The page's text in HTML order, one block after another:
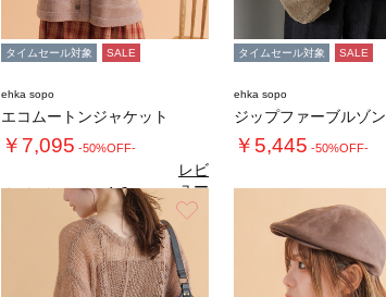
タイムセール対象 SALE
ehka sopo
エコムートンジャケット
￥7,095 -50%OFF-
4.6（9）
レビ
ュー
を見
る
タイムセール対象 SALE
ehka sopo
ジップファーブルゾン
￥5,445 -50%OFF-